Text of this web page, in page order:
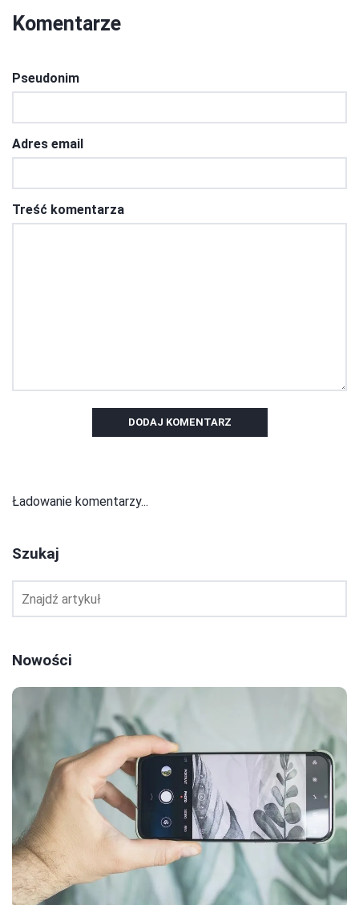
Komentarze
Pseudonim
Adres email
Treść komentarza
DODAJ KOMENTARZ
Ładowanie komentarzy...
Szukaj
Nowości